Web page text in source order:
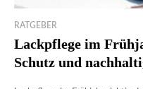
RATGEBER
Lackpflege im
Schutz und